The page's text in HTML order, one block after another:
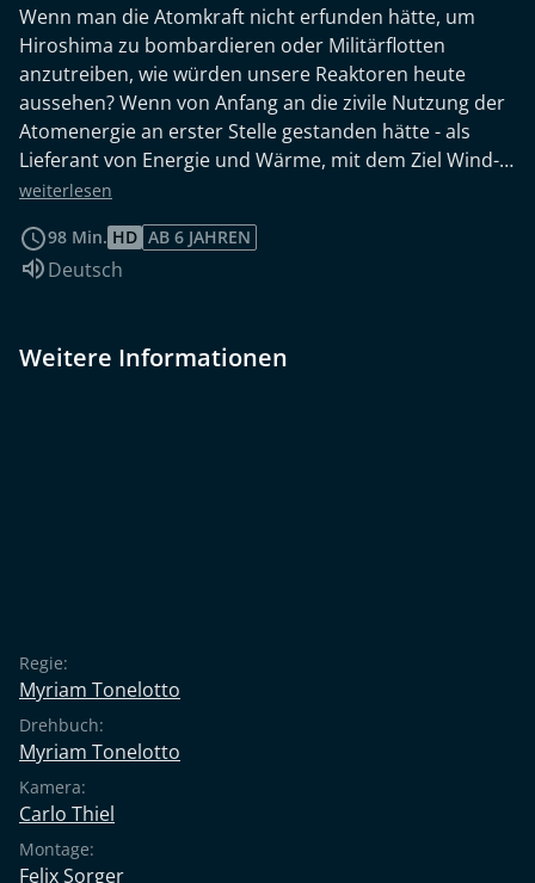
Wenn man die Atomkraft nicht erfunden hätte, um
Hiroshima zu bombardieren oder Militärflotten
anzutreiben, wie würden unsere Reaktoren heute
aussehen? Wenn von Anfang an die zivile Nutzung der
Atomenergie an erster Stelle gestanden hätte - als
Lieferant von Energie und Wärme, mit dem Ziel Wind-
und Sonnenenergie zu unterstützen anstatt sie zu
vielleicht Thorium-Flüssigsalzreaktoren. Fast ein
Dreivierteljahrhundert nach ihrer Erfindung treten die
aufgegeben im Jahr 1973, werden sie jetzt wieder von
weiterlesen
98 Min. HD AB 6 JAHREN
Sprache:
Deutsch
Weitere Informationen
Regie:
Myriam Tonelotto
Drehbuch:
Myriam Tonelotto
Kamera:
Carlo Thiel
Montage:
Felix Sorger